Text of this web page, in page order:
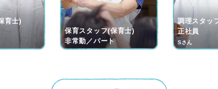
育士)
保育スタッフ(保育士)
非常勤／パート
調理スタッ
正社員
Sさん